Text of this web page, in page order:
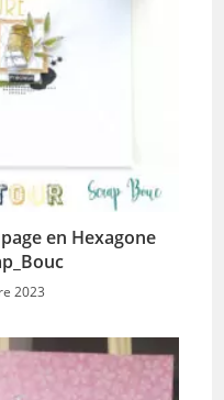
en Hexagone
2023